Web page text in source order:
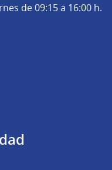
de 09:15 a 16:00 h.